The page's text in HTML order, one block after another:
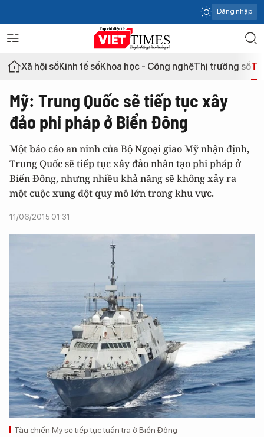
Đăng nhập
Xã hội sốKinh tế sốKhoa học - Công nghệThị trường số
Mỹ: Trung Quốc sẽ tiếp tục xây
đảo phi pháp ở Biển Đông
Một báo cáo an ninh của Bộ Ngoại giao Mỹ nhận định,
Trung Quốc sẽ tiếp tục xây đảo nhân tạo phi pháp ở
Biển Đông, nhưng nhiều khả năng sẽ không xảy ra
một cuộc xung đột quy mô lớn trong khu vực.
11/06/2015 01:31
Tàu chiến Mỹ sẽ tiếp tục tuần tra ở Biển Đông